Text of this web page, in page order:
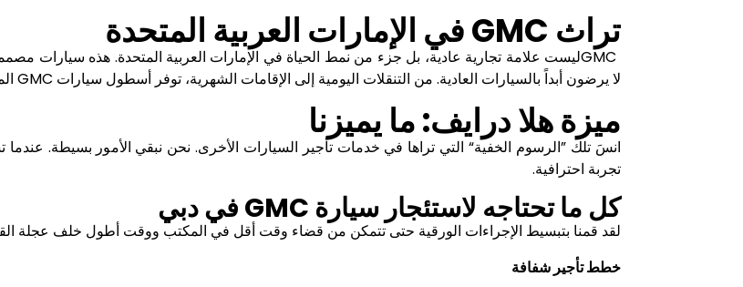
تراث GMCفي الإمارات العربية المتحدة
GMCليست علامة تجارية عادية، بل جزء من نمط الحياة في الإمارات العربية المتحدة. هذه سيارات
لا يرضون أبداً بالسيارات العادية. من التنقلات اليومية إلى الإقامات الشهرية، توفر أسطول سيارات GMC
ميزة هلا درايف: ما يميزنا
انسَ تلك ”الرسوم الخفية“ التي تراها في خدمات تأجير السيارات الأخرى. نحن نبقي الأمور بسيطة.
تجربة احترافية.
كل ما تحتاجه لاستئجار سيارة GMC في دبي
لقد قمنا بتبسيط الإجراءات الورقية حتى تتمكن من قضاء وقت أقل في المكتب ووقت أطول خلف عجلة
خطط تأجير شفافة